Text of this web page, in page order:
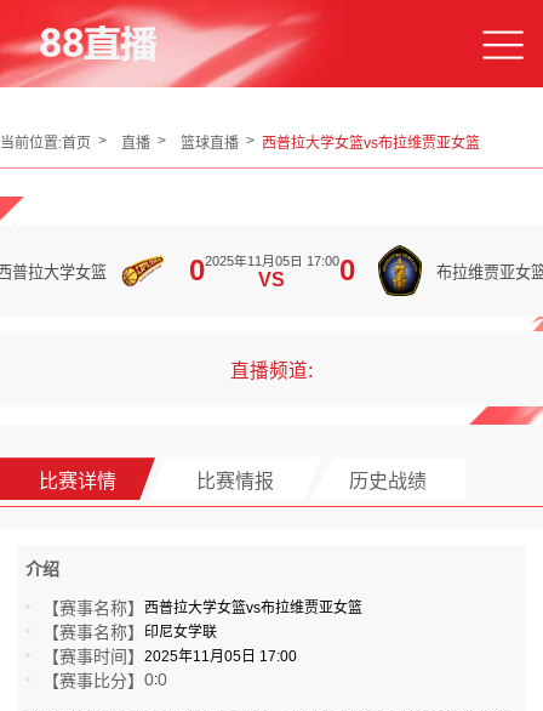
当前位置:首页 直播 篮球直播 西普拉大学女篮vs布拉维贾亚女篮
普拉大学女篮 02025年11月05日 17:00
VS 0 布拉维贾亚女
直播频道:
比赛详情 比赛情报 历史战绩
介绍
【赛事名称】西普拉大学女篮vs布拉维贾亚女篮
【赛事名称】印尼女学联
【赛事时间】2025年11月05日 17:00
【赛事比分】0:0